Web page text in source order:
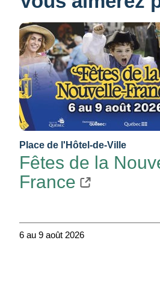
Place de l'Hôtel-de-Ville
Fêtes de la
France
6 au 9 août 2026